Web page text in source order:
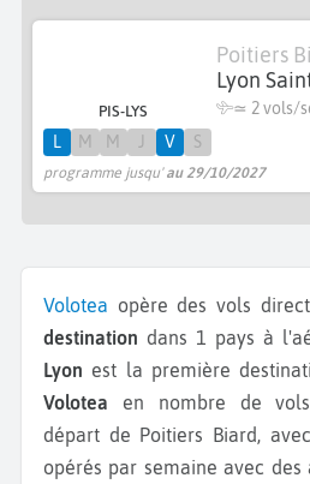
PIS-LYS
Poitiers
Lyon
≃ 2 vols/
programme jusqu'au 29/10/2027
L M M V S
Volotea opère des vols
destination dans 1 pays à
Lyon est la première
Volotea en nombre de
départ de Poitiers Biard,
opérés par semaine avec des